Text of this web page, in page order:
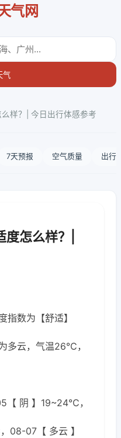
气网
气
样？| 今日出行体感参考
7天预报 空气质量 出行
怎么样？|
指数为【舒适】
多云，气温26℃，
【 阴 】19~24℃，
08-07【 多云 】